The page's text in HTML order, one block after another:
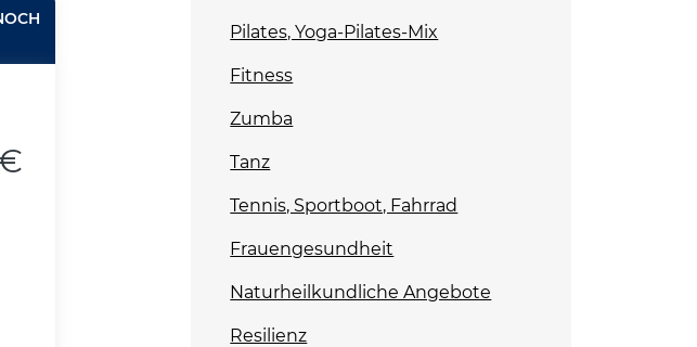
Pilates, Yoga-Pilates-Mix
Fitness
Zumba
Tanz
Tennis, Sportboot, Fahrrad
Frauengesundheit
Naturheilkundliche Angebote
Resilienz